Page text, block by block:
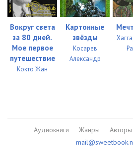
Glava_37
Glava_38
Glava_39
Glava_40
Glava_43
Вокруг света
за 80 дней.
Мое первое
путешествие
Кокто Жан
Картонные
звёзды
Косарев
Александр
Аудиокниги Жанры Авторы